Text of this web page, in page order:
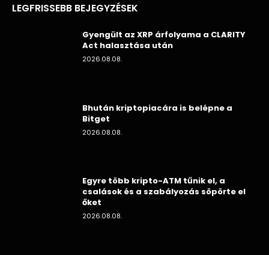
LEGFRISSEBB BEJEGYZÉSEK
Gyengült az XRP árfolyama a CLARITY
Act halasztása után
2026.08.08.
Bhután kriptopiacára is belépne a
Bitget
2026.08.08.
Egyre több kripto-ATM tűnik el, a
csalások és a szabályozás söpörte el
őket
2026.08.08.